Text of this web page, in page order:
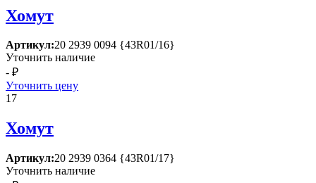
Хомут
Артикул:20 2939 0094 {43R01/16}
Уточнить наличие
- ₽
Уточнить цену
17
Хомут
Артикул:20 2939 0364 {43R01/17}
Уточнить наличие